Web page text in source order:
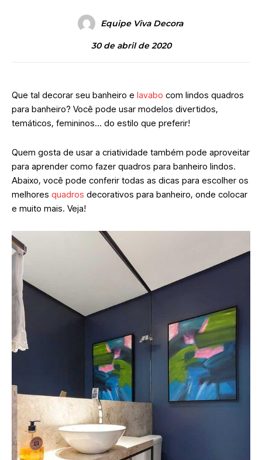
Equipe Viva Decora
30 de abril de 2020
Que tal decorar seu banheiro e lavabo com lindos quadros
para banheiro? Você pode usar modelos divertidos,
temáticos, femininos… do estilo que preferir!
Quem gosta de usar a criatividade também pode aproveitar
para aprender como fazer quadros para banheiro lindos.
Abaixo, você pode conferir todas as dicas para escolher os
melhores quadros decorativos para banheiro, onde colocar
e muito mais. Veja!